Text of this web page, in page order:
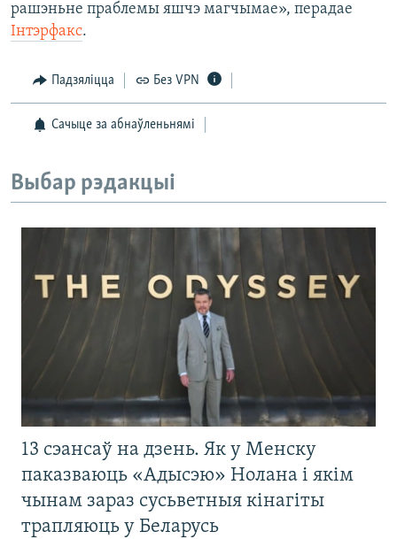
рашэньне праблемы яшчэ магчымае», перадае
Інтэрфакс.
Падзяліцца Без VPN
Сачыце за абнаўленьнямі
Выбар рэдакцыі
13 сэансаў на дзень. Як у Менску
паказваюць «Адысэю» Нолана і якім
чынам зараз сусьветныя кінагіты
трапляюць у Беларусь